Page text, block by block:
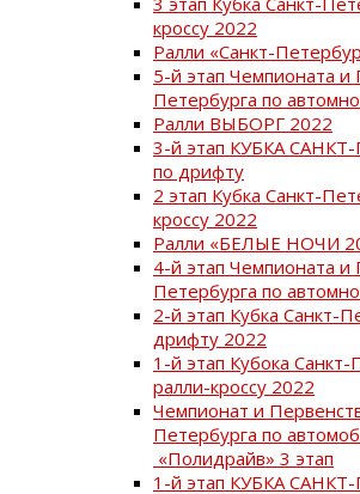
кроссу 2022
Ралли «Санкт-
5-й этап Чемпионата и
Петербурга по
Ралли ВЫБОРГ 2022
3-й этап КУБКА
по дрифту
2 этап Кубка Санкт-
кроссу 2022
Ралли «БЕЛЫЕ НОЧИ
4-й этап Чемпионата и
Петербурга по
2-й этап Кубка Санкт-
дрифту 2022
1-й этап Кубока Санкт-
ралли-кроссу 2022
Чемпионат и
Петербурга по
«Полидрайв» 3 этап
1-й этап КУБКА